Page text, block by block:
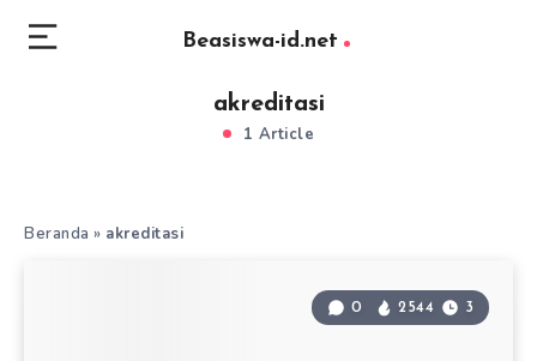
Beasiswa-id.net
akreditasi
1 Article
Beranda » akreditasi
0 2544 3